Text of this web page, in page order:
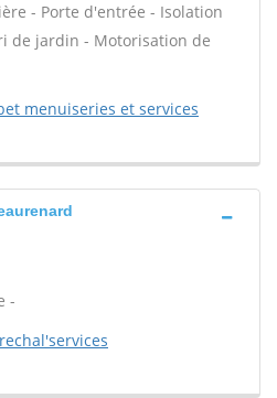
- Porte d'entrée - Isolation
de jardin - Motorisation de
menuiseries et services
-